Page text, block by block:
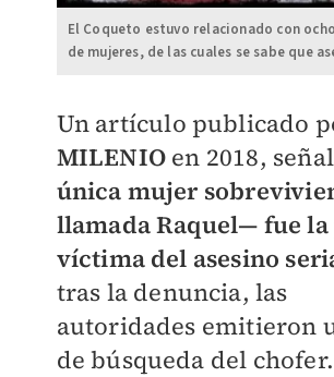
El Coqueto estuvo relacionado con
de mujeres, de las cuales se sabe que
Un artículo publicado
MILENIO en 2018,
única mujer
llamada Raquel— fue
víctima del asesino
tras la denuncia, las
autoridades emitieron
de búsqueda del chofer.